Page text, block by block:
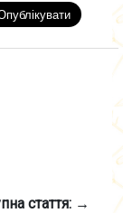
стаття: →